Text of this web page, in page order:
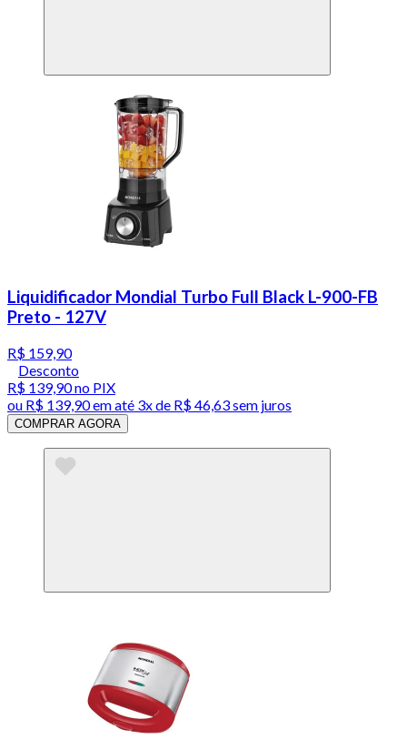
Liquidificador Mondial Turbo Full Black L-900-FB
Preto - 127V
R$ 159,90
Desconto
R$ 139,90no PIX
ou R$ 139,90em até 3x de R$ 46,63 sem juros
COMPRAR AGORA